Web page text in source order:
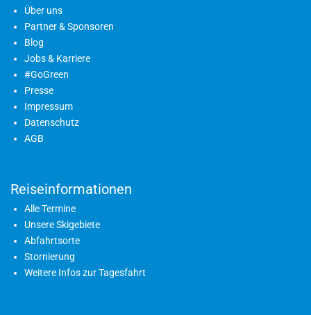
Über uns
Partner & Sponsoren
Blog
Jobs & Karriere
#GoGreen
Presse
Impressum
Datenschutz
AGB
Reiseinformationen
Alle Termine
Unsere Skigebiete
Abfahrtsorte
Stornierung
Weitere Infos zur Tagesfahrt